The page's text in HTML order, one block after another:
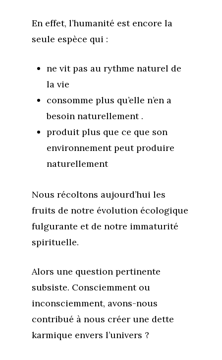
En effet, l’humanité est encore la
seule espèce qui :
ne vit pas au rythme naturel de
la vie
consomme plus qu’elle n’en a
besoin naturellement .
produit plus que ce que son
environnement peut produire
naturellement
Nous récoltons aujourd’hui les
fruits de notre évolution écologique
fulgurante et de notre immaturité
spirituelle.
Alors une question pertinente
subsiste. Consciemment ou
inconsciemment, avons-nous
contribué à nous créer une dette
karmique envers l’univers ?